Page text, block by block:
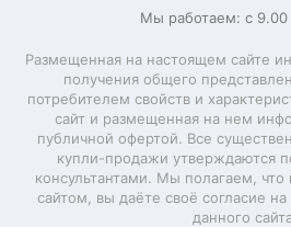
Мы работаем: с 9.00
Размещенная на настоящем сайте
получения общего
потребителем свойств и
сайт и размещенная на нем
публичной офертой. Все
купли-продажи утверждаются
консультантами. Мы полагаем,
сайтом, вы даёте своё согласие
данного